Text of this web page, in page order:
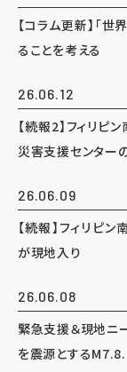
【コラム更新】「
ることを考える
26.06.12
【続報2】フィリピ
災害支援センター
26.06.09
【続報】フィリピ
が現地入り
26.06.08
緊急支援＆現地ニ
を震源とする